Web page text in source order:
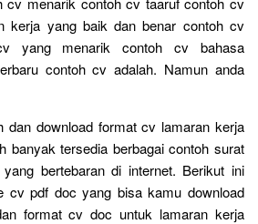
kerja yang baik dan benar contoh cv
yang menarik contoh cv bahasa
contoh cv adalah. Namun anda
dan download format cv lamaran kerja
banyak tersedia berbagai contoh surat
bertebaran di internet. Berikut ini
cv pdf doc yang bisa kamu download
format cv doc untuk lamaran kerja